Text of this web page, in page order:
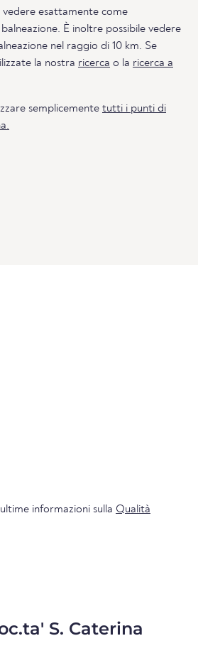
vedere esattamente come
È inoltre possibile vedere
nel raggio di 10 km. Se
la nostra ricerca o la ricerca a
semplicemente tutti i punti di
informazioni sulla Qualità
S. Caterina